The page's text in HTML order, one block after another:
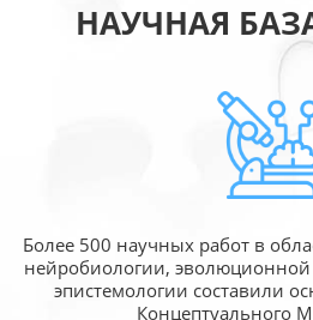
НАУЧНАЯ
Более 500 научных работ в
нейробиологии, эволюционной
эпистемологии составили
Концептуального